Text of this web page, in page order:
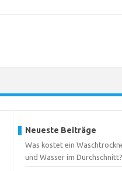
Neueste Beiträge
Was kostet ein
und Wasser im Durchschnitt?